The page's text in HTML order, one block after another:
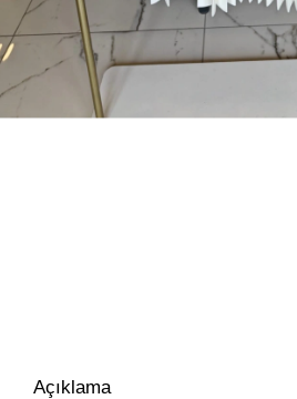
Açıklama